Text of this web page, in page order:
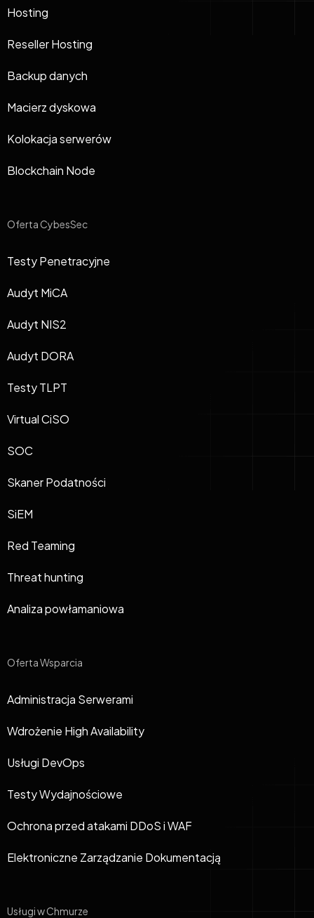
Hosting
Reseller Hosting
Backup danych
Macierz dyskowa
Kolokacja serwerów
Blockchain Node
Oferta CybesSec
Testy Penetracyjne
Audyt MiCA
Audyt NIS2
Audyt DORA
Testy TLPT
Virtual CiSO
SOC
Skaner Podatności
SiEM
Red Teaming
Threat hunting
Analiza powłamaniowa
Oferta Wsparcia
Administracja Serwerami
Wdrożenie High Availability
Usługi DevOps
Testy Wydajnościowe
Ochrona przed atakami DDoS i WAF
Elektroniczne Zarządzanie Dokumentacją
Usługi w Chmurze